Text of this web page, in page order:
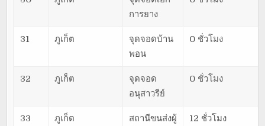
การยาง
31 ภูเก็ต
จุดจอดบ้าน
พอน
0 ชั่วโมง
32 ภูเก็ต
จุดจอด
อนุสาวรีย์
0 ชั่วโมง
33 ภูเก็ต
สถานีขนส่งผู้
12 ชั่วโมง